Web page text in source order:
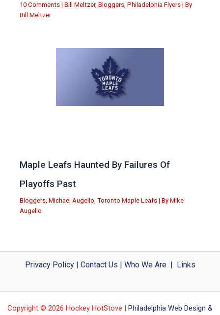
10 Comments | Bill Meltzer, Bloggers Philadelphia Flyers | By
Bill Meltzer
Maple Leafs Haunted By Failures Of
Playoffs Past
Bloggers, Michael Augello, Toronto Maple Leafs | By Mike
Augello
Privacy Policy| Contact Us | Who We Are| Links
Copyright © 2026 Hockey HotStove | Philadelphia Web Design &